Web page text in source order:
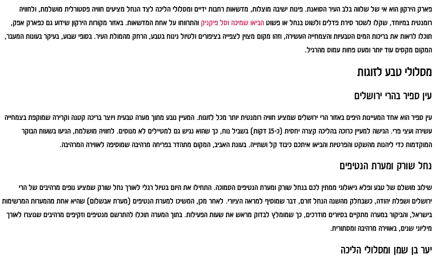
פארק הירקון הוא אי של שלווה בלב העיר הסואנת. פינות ישיבה מוצלות, מדשאות רחבות ידיים ומסלולי הליכה לצד הנחל מציעים חוויה פסטורלית מושלמת, ולחוויה
רומנטית במיוחד, שקלו לשכור סירת פדלים ולשוט בנחל או פשוט הביאו שמיכה וסל פיקניק והתרווחו על אחת המדשאות. באזור מקורות הירקון שידוע גם כפארק אפק,
תוכלו לראות את בריכות המים הטבעיות והצמחייה העשירה, וזהו מקום מצוין לצפייה בציפורים ולטיול נינוח בטבע, הרחק מהמולת העיר. בסופי שבוע, בעיקר בעונות המעבר,
המקום מקסים עוד יותר ומעט פחות עמוס מהרגיל.
מסלולי טבע לזוגות
עין ספיר בהרי ירושלים
עין ספיר הוא אחד המעיינות היפים באזור הרי ירושלים שמציע חוויה רומנטית יותר מכל לזוגות. המעיין נובע מתוך מערה טבעית ויוצר בריכה קטנה וקרירה שמוקפת בצמחייה
עשירה ועצי פרי. הגישה למעיין כרוכה בהליכה קצרה יחסית (כ-15 דקות) בשביל נוח, כך שהוא נגיש גם למטיילים לא מנוסים. לחוויה מושלמת, הגיעו בשעות הבוקר
המוקדמות כדי ליהנות מהשקט והפרטיות והביאו איתכם כיבוד קל ושתייה. בעונת האביב, המקום מתהדר בפריחה מרהיבה שמוסיפה לאווירה המרהיבה.
נחל שורק ומערת הנטיפים
שילוב מושלם של טבע ופלא גיאולוגי ממתין לכם בנחל שורק ומערת הנטיפים הסמוכה. התחילו את היום בטיול רגלי לאורך נחל שורק שמציע נופים מרהיבים של הרי
ירושלים ושפלת יהודה, כשבחלק מהשנה הנחל זורם, דבר שמוסיף למראה הציורי. לאחר מכן, המשיכו למערת הנטיפים (מערת אבשלום) שהיא אחת מהמערות המרשימות
בישראל, והביקור במערה מתקיים בסיורים מודרכים, כך שמומלץ לבדוק מראש את שעות הפעילות. בתוך המערה תוכלו להתרשם מנטיפים וזקיפים מרהיבים שנוצרו לאורך
מיליוני שנים, באווירה מרהיבה ומסתורית.
יער בן שמן ומסלולי הליכה